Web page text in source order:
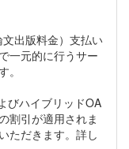
出版料金）支払い
一元的に行うサー
。
びハイブリッドOA
割引が適用されま
ただきます。詳し